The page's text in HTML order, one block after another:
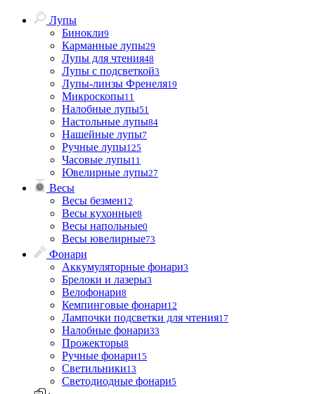
Лупы
Бинокли9
Карманные лупы29
Лупы для чтения48
Лупы с подсветкой3
Лупы-линзы Френеля19
Микроскопы11
Налобные лупы51
Настольные лупы84
Нашейные лупы7
Ручные лупы125
Часовые лупы11
Ювелирные лупы27
Весы
Весы безмен12
Весы кухонные8
Весы напольные0
Весы ювелирные73
Фонари
Аккумуляторные фонари3
Брелоки и лазеры3
Велофонари8
Кемпинговые фонари12
Лампочки подсветки для чтения17
Налобные фонари33
Прожекторы8
Ручные фонари15
Светильники13
Светодиодные фонари5